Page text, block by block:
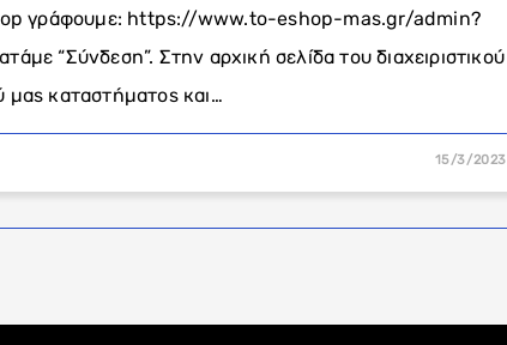
γράφουμε: https://www.to-eshop-mas.gr/admin?
“Σύνδεση”. Στην αρχική σελίδα του διαχειριστικού
μας καταστήματος και…
15/3/2023